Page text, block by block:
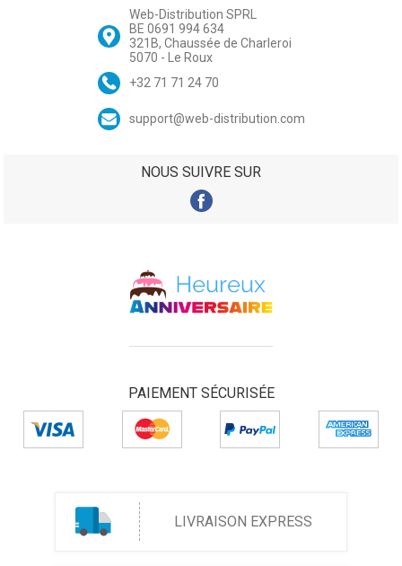
Web-Distribution SPRL
BE 0691 994 634
321B, Chaussée de Charleroi
5070 - Le Roux
+32 71 71 24 70
support@web-distribution.com
NOUS SUIVRE SUR
PAIEMENT SÉCURISÉE
LIVRAISON EXPRESS